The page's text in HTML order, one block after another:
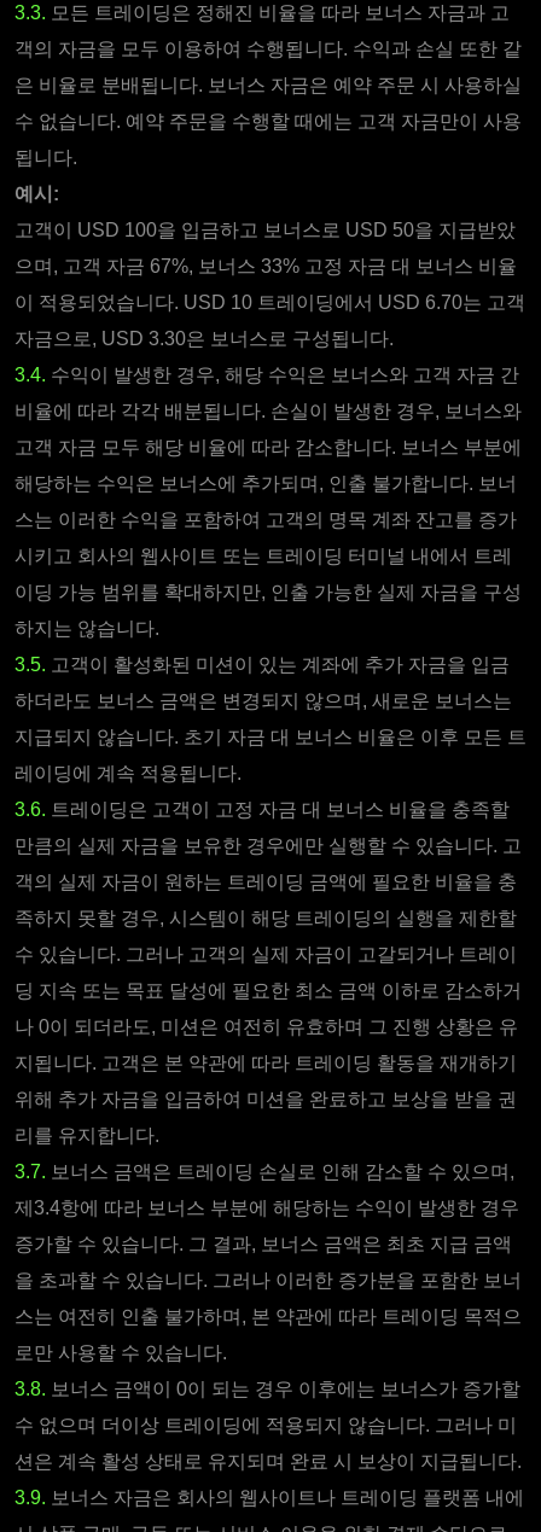
3.3. 모든 트레이딩은 정해진 비율을 따라 보너스 자금과 고
객의 자금을 모두 이용하여 수행됩니다. 수익과 손실 또한 같
은 비율로 분배됩니다. 보너스 자금은 예약 주문 시 사용하실
수 없습니다. 예약 주문을 수행할 때에는 고객 자금만이 사용
됩니다.
예시:
고객이 USD 100을 입금하고 보너스로 USD 50을 지급받았
으며, 고객 자금 67%, 보너스 33% 고정 자금 대 보너스 비율
이 적용되었습니다. USD 10 트레이딩에서 USD 6.70는 고객
자금으로, USD 3.30은 보너스로 구성됩니다.
3.4. 수익이 발생한 경우, 해당 수익은 보너스와 고객 자금 간
비율에 따라 각각 배분됩니다. 손실이 발생한 경우, 보너스와
고객 자금 모두 해당 비율에 따라 감소합니다. 보너스 부분에
해당하는 수익은 보너스에 추가되며, 인출 불가합니다. 보너
스는 이러한 수익을 포함하여 고객의 명목 계좌 잔고를 증가
시키고 회사의 웹사이트 또는 트레이딩 터미널 내에서 트레
이딩 가능 범위를 확대하지만, 인출 가능한 실제 자금을 구성
하지는 않습니다.
3.5. 고객이 활성화된 미션이 있는 계좌에 추가 자금을 입금
하더라도 보너스 금액은 변경되지 않으며, 새로운 보너스는
지급되지 않습니다. 초기 자금 대 보너스 비율은 이후 모든 트
레이딩에 계속 적용됩니다.
3.6. 트레이딩은 고객이 고정 자금 대 보너스 비율을 충족할
만큼의 실제 자금을 보유한 경우에만 실행할 수 있습니다. 고
객의 실제 자금이 원하는 트레이딩 금액에 필요한 비율을 충
족하지 못할 경우, 시스템이 해당 트레이딩의 실행을 제한할
수 있습니다. 그러나 고객의 실제 자금이 고갈되거나 트레이
딩 지속 또는 목표 달성에 필요한 최소 금액 이하로 감소하거
나 0이 되더라도, 미션은 여전히 유효하며 그 진행 상황은 유
지됩니다. 고객은 본 약관에 따라 트레이딩 활동을 재개하기
위해 추가 자금을 입금하여 미션을 완료하고 보상을 받을 권
리를 유지합니다.
3.7. 보너스 금액은 트레이딩 손실로 인해 감소할 수 있으며,
제3.4항에 따라 보너스 부분에 해당하는 수익이 발생한 경우
증가할 수 있습니다. 그 결과, 보너스 금액은 최초 지급 금액
을 초과할 수 있습니다. 그러나 이러한 증가분을 포함한 보너
스는 여전히 인출 불가하며, 본 약관에 따라 트레이딩 목적으
로만 사용할 수 있습니다.
3.8. 보너스 금액이 0이 되는 경우 이후에는 보너스가 증가할
수 없으며 더이상 트레이딩에 적용되지 않습니다. 그러나 미
션은 계속 활성 상태로 유지되며 완료 시 보상이 지급됩니다.
3.9. 보너스 자금은 회사의 웹사이트나 트레이딩 플랫폼 내에